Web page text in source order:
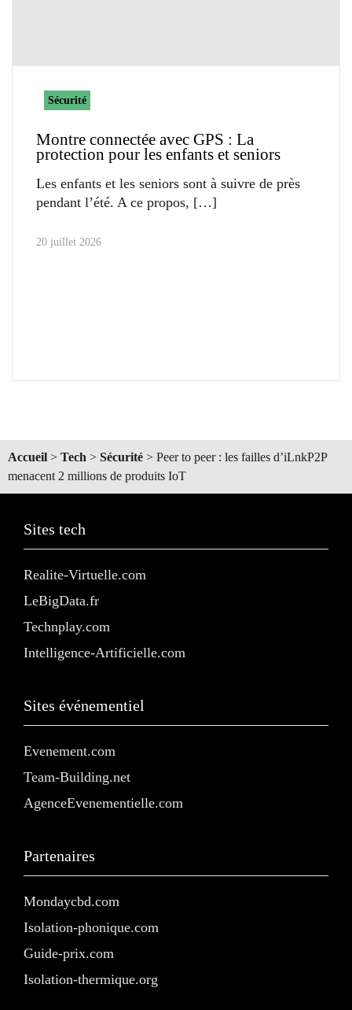
Sécurité
Montre connectée avec GPS : La
protection pour les enfants et seniors
Les enfants et les seniors sont à suivre de près
pendant l’été. A ce propos,
20 juillet 2026
Accueil > Tech > Sécurité > Peer to peer : les failles d’iLnkP2P
menacent 2 millions de produits IoT
Sites tech
Realite-Virtuelle.com
LeBigData.fr
Technplay.com
Intelligence-Artificielle.com
Sites événementiel
Evenement.com
Team-Building.net
AgenceEvenementielle.com
Partenaires
Mondaycbd.com
Isolation-phonique.com
Guide-prix.com
Isolation-thermique.org